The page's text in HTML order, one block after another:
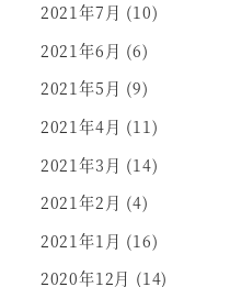
2021年7月 (10)
2021年6月 (6)
2021年5月 (9)
2021年4月 (11)
2021年3月 (14)
2021年2月 (4)
2021年1月 (16)
2020年12月 (14)